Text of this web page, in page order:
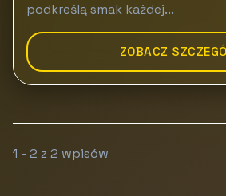
podkreślą smak każdej...
ZOBACZ
1 - 2 z 2 wpisów